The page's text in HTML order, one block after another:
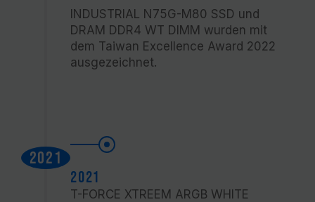
INDUSTRIAL N75G-M80 SSD und
DRAM DDR4 WT DIMM wurden mit
dem Taiwan Excellence Award 2022
ausgezeichnet.
2021
2021
T-FORCE XTREEM ARGB WHITE